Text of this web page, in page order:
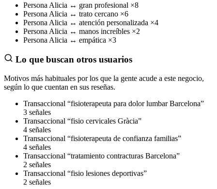
Persona Alicia ↔ gran profesional ×8
Persona Alicia ↔ trato cercano ×6
Persona Alicia ↔ atención personalizada ×4
Persona Alicia ↔ manos increíbles ×2
Persona Alicia ↔ empática ×3
Lo que buscan otros usuarios
Motivos más habituales por los que la gente acude a este negocio,
según lo que cuentan en sus reseñas.
Transaccional “fisioterapeuta para dolor lumbar Barcelona”
3 señales
Transaccional “fisio cervicales Gràcia”
4 señales
Transaccional “fisioterapeuta de confianza familias”
4 señales
Transaccional “tratamiento contracturas Barcelona”
2 señales
Transaccional “fisio lesiones deportivas”
2 señales